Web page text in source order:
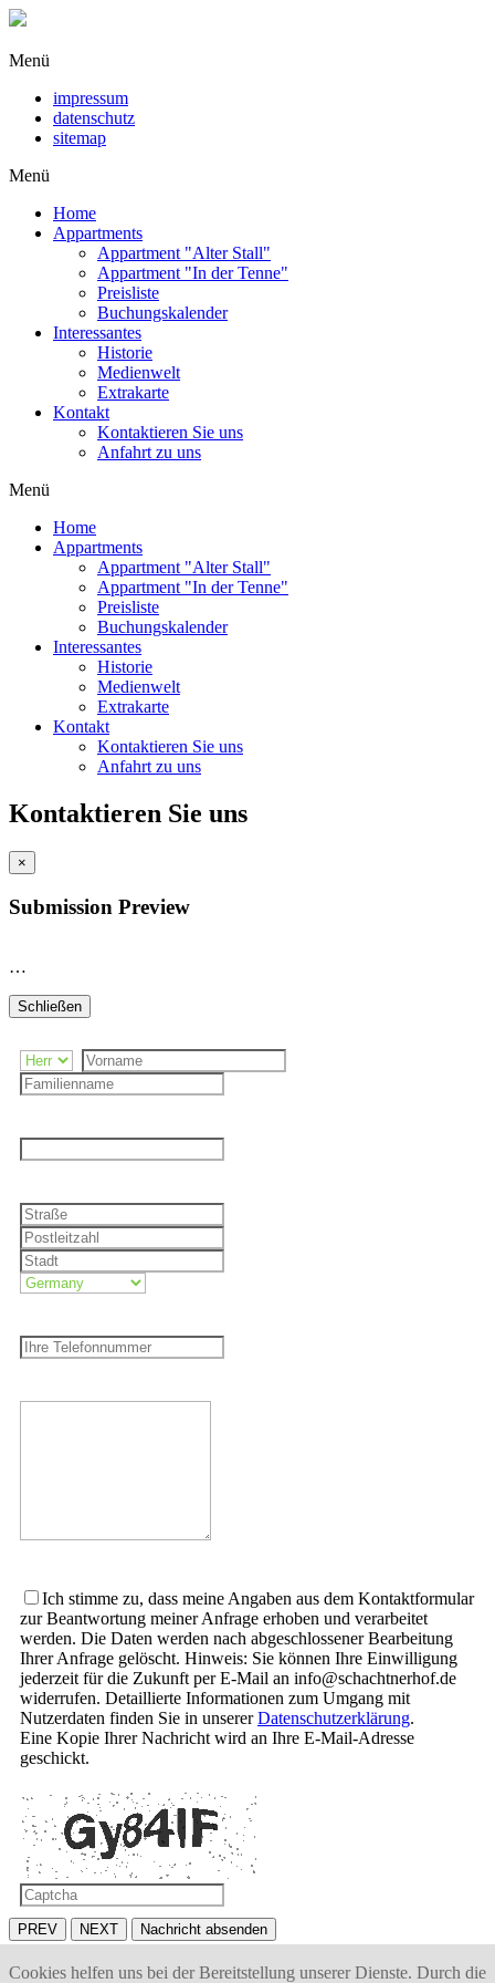
Menü
impressum
datenschutz
sitemap
Menü
Home
Appartments
Appartment "Alter Stall"
Appartment "In der Tenne"
Preisliste
Buchungskalender
Interessantes
Historie
Medienwelt
Extrakarte
Kontakt
Kontaktieren Sie uns
Anfahrt zu uns
Menü
Home
Appartments
Appartment "Alter Stall"
Appartment "In der Tenne"
Preisliste
Buchungskalender
Interessantes
Historie
Medienwelt
Extrakarte
Kontakt
Kontaktieren Sie uns
Anfahrt zu uns
Kontaktieren Sie uns
×
Submission Preview
…
Schließen
Ich stimme zu, dass meine Angaben aus dem Kontaktformular
zur Beantwortung meiner Anfrage erhoben und verarbeitet
werden. Die Daten werden nach abgeschlossener Bearbeitung
Ihrer Anfrage gelöscht. Hinweis: Sie können Ihre Einwilligung
jederzeit für die Zukunft per E-Mail an info@schachtnerhof.de
widerrufen. Detaillierte Informationen zum Umgang mit
Nutzerdaten finden Sie in unsererDatenschutzerklärung.
Eine Kopie Ihrer Nachricht wird an Ihre E-Mail-Adresse
geschickt.
PREV NEXT Nachricht absenden
Cookies helfen uns bei der Bereitstellung unserer Dienste. Durch die